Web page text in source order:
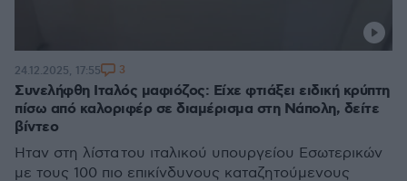
Συνελήφθη Ιταλός μαφιόζος: Είχε φτιάξει ειδική κρύπτη
πίσω από καλοριφέρ σε διαμέρισμα στη Νάπολη, δείτε
βίντεο
Ήταν στη λίστα του ιταλικού υπουργείου Εσωτερικών
με τους 100 πιο επικίνδυνους καταζητούμενους
24.12.2025, 17:55 3